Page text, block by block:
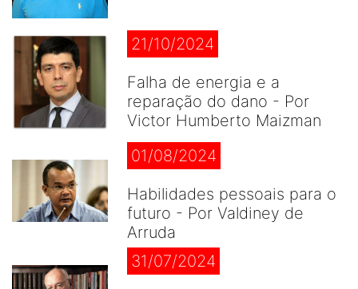
21/10/2024
Falha de energia e a
reparação do dano - Por
Victor Humberto Maizman
01/08/2024
Habilidades pessoais para o
futuro - Por Valdiney de
Arruda
31/07/2024